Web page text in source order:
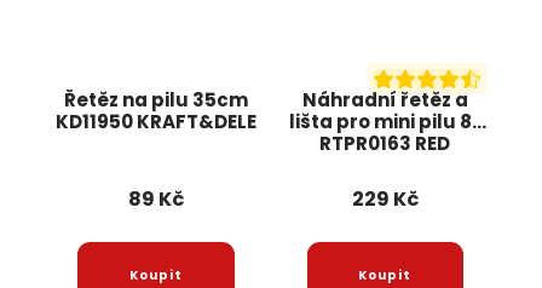
Řetěz na pilu 35cm
KD11950 KRAFT&DELE
89 Kč
Náhradní řetěz a
lišta pro mini pilu 8"
RTPR0163 RED
229 Kč